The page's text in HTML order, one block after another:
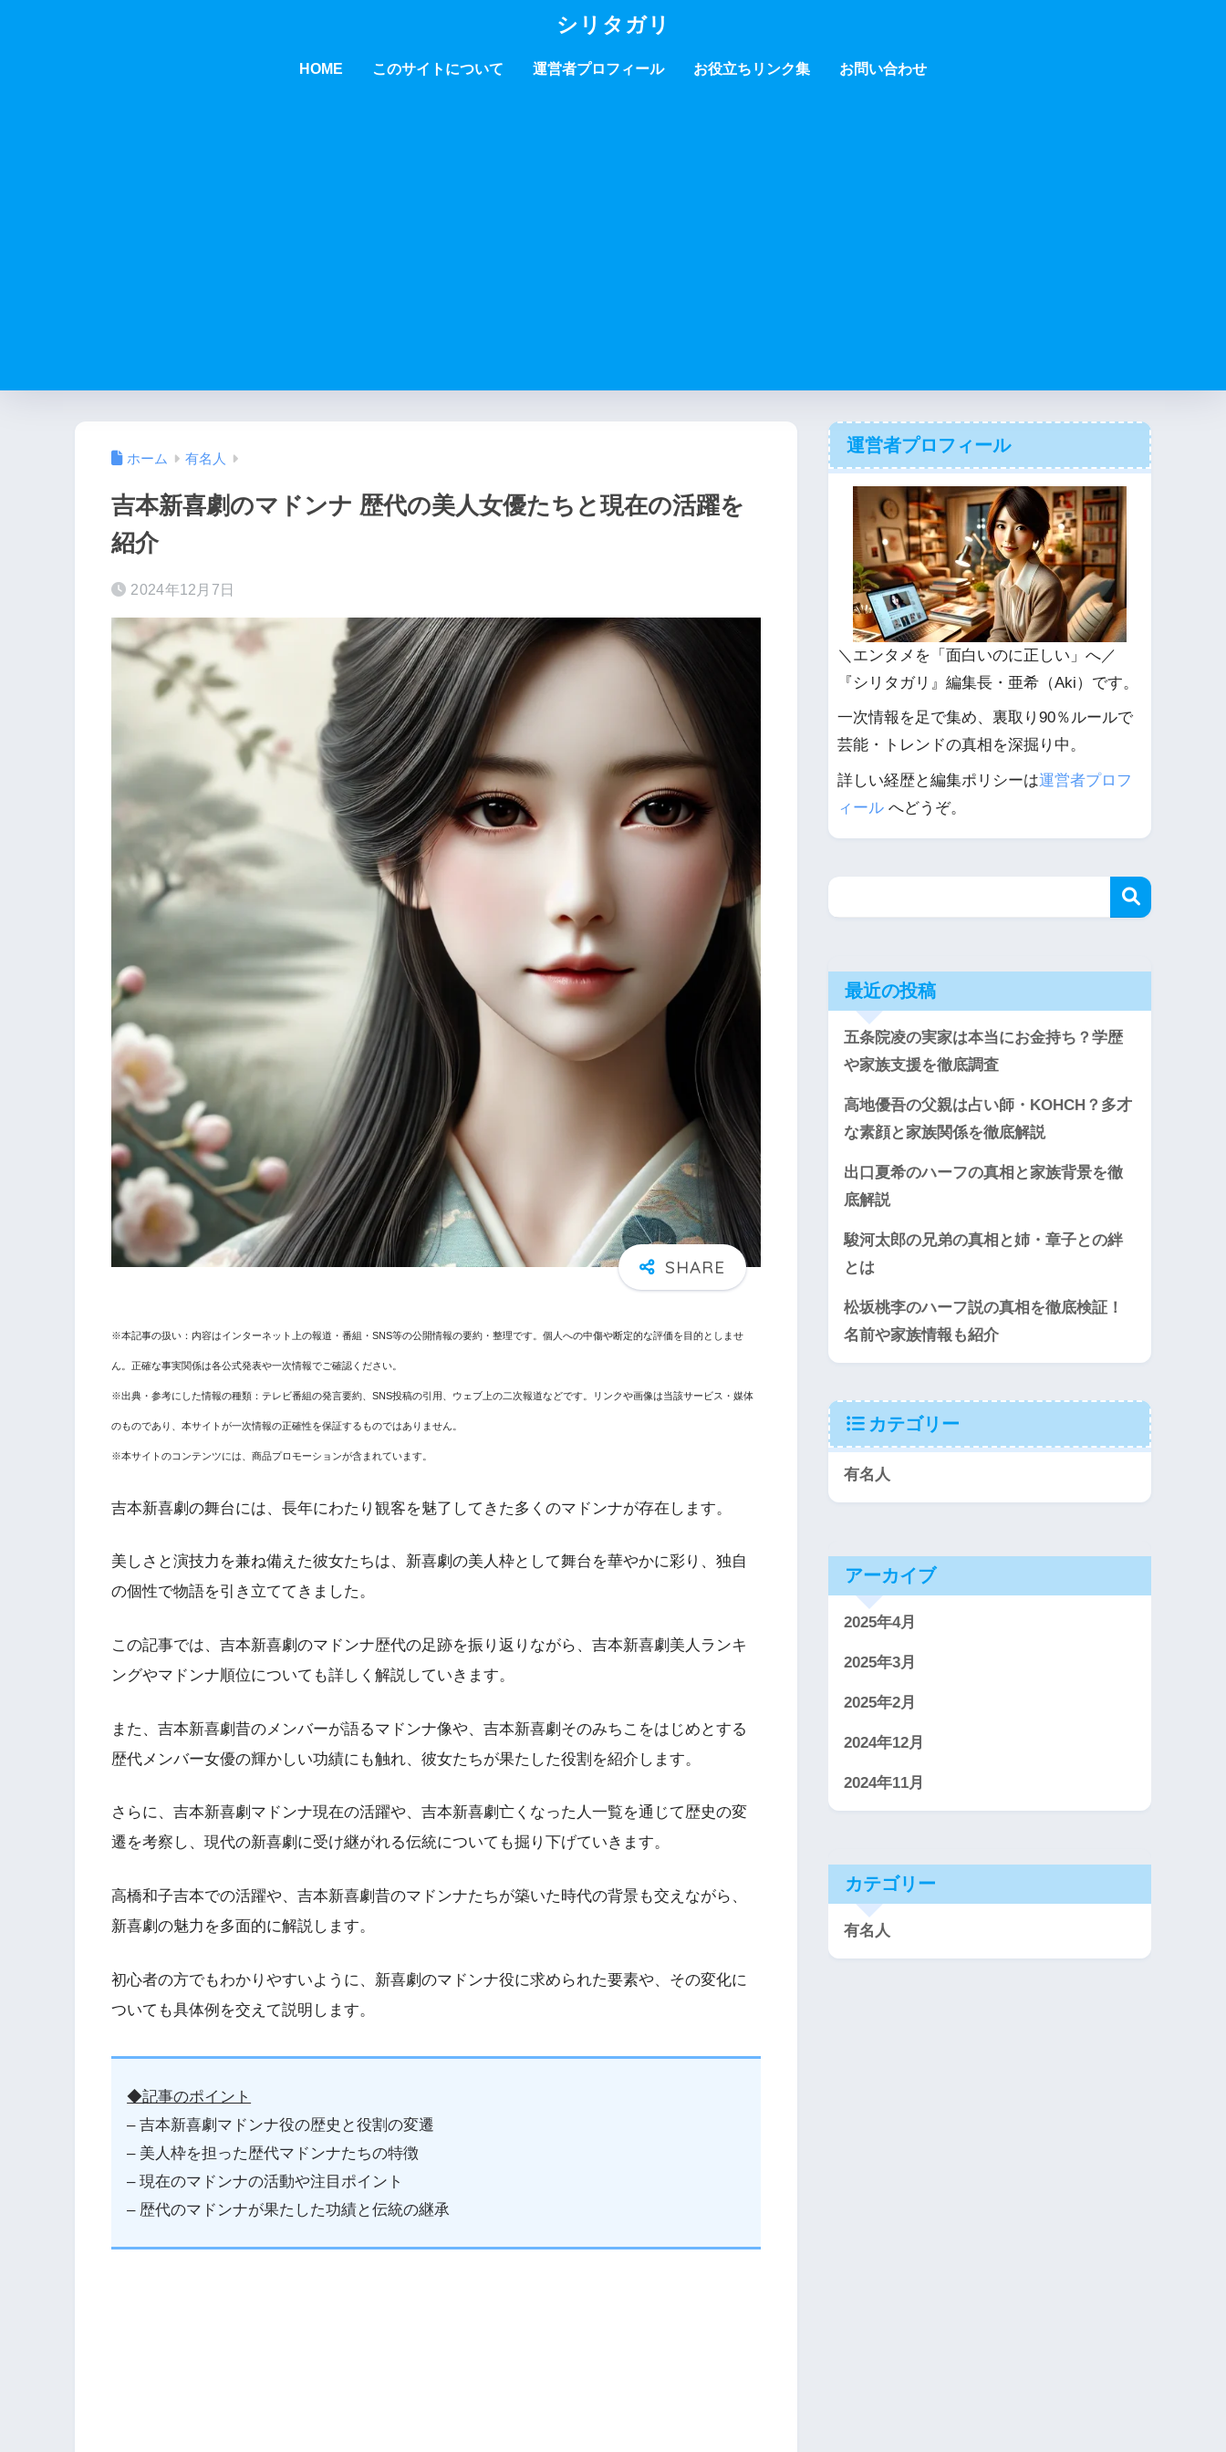
シリタガリ
HOME このサイトについて 運営者プロフィール お役立ちリンク集 お問い合わせ
ホーム 有名人
吉本新喜劇のマドンナ 歴代の美人女優たちと現在の活躍を
紹介
2024年12月7日
※本記事の扱い：内容はインターネット上の報道・番組・SNS等の公開情報の要約・整理です。個人への中傷や断定的な評価を目的としませ
ん。正確な事実関係は各公式発表や一次情報でご確認ください。
※出典・参考にした情報の種類：テレビ番組の発言要約、SNS投稿の引用、ウェブ上の二次報道などです。リンクや画像は当該サービス・媒体
のものであり、本サイトが一次情報の正確性を保証するものではありません。
※本サイトのコンテンツには、商品プロモーションが含まれています。
吉本新喜劇の舞台には、長年にわたり観客を魅了してきた多くのマドンナが存在します。
美しさと演技力を兼ね備えた彼女たちは、新喜劇の美人枠として舞台を華やかに彩り、独自
の個性で物語を引き立ててきました。
この記事では、吉本新喜劇のマドンナ歴代の足跡を振り返りながら、吉本新喜劇美人ランキ
ングやマドンナ順位についても詳しく解説していきます。
また、吉本新喜劇昔のメンバーが語るマドンナ像や、吉本新喜劇そのみちこをはじめとする
歴代メンバー女優の輝かしい功績にも触れ、彼女たちが果たした役割を紹介します。
さらに、吉本新喜劇マドンナ現在の活躍や、吉本新喜劇亡くなった人一覧を通じて歴史の変
遷を考察し、現代の新喜劇に受け継がれる伝統についても掘り下げていきます。
高橋和子吉本での活躍や、吉本新喜劇昔のマドンナたちが築いた時代の背景も交えながら、
新喜劇の魅力を多面的に解説します。
初心者の方でもわかりやすいように、新喜劇のマドンナ役に求められた要素や、その変化に
ついても具体例を交えて説明します。
◆記事のポイント
– 吉本新喜劇マドンナ役の歴史と役割の変遷
– 美人枠を担った歴代マドンナたちの特徴
– 現在のマドンナの活動や注目ポイント
– 歴代のマドンナが果たした功績と伝統の継承
運営者プロフィール
＼エンタメを「面白いのに正しい」へ／
『シリタガリ』編集長・亜希（Aki）です。
一次情報を足で集め、裏取り90％ルールで
芸能・トレンドの真相を深掘り中。
詳しい経歴と編集ポリシーは運営者プロフ
ィール へどうぞ。
最近の投稿
五条院凌の実家は本当にお金持ち？学歴
や家族支援を徹底調査
高地優吾の父親は占い師・KOHCH？多才
な素顔と家族関係を徹底解説
出口夏希のハーフの真相と家族背景を徹
底解説
駿河太郎の兄弟の真相と姉・章子との絆
とは
松坂桃李のハーフ説の真相を徹底検証！
名前や家族情報も紹介
カテゴリー
有名人
アーカイブ
2025年4月
2025年3月
2025年2月
2024年12月
2024年11月
カテゴリー
有名人